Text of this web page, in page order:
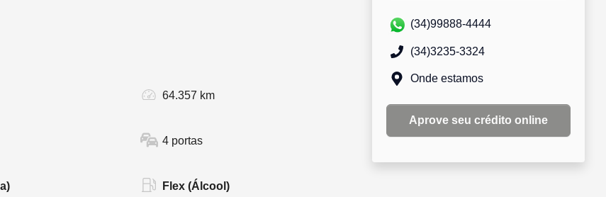
64.357 km
4 portas
Flex (Álcool)
(34)99888-4444
(34)3235-3324
Onde estamos
Aprove seu crédito online